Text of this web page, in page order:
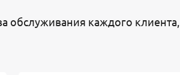
обслуживания каждого